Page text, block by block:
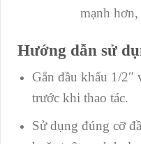
mạnh
Hướng dẫn sử
Gắn đầu khẩu 1/2″
trước khi thao tác.
Sử dụng đúng cỡ